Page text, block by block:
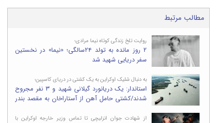
مطالب مرتبط
روایت تلخ زندگی کوتاه نیما مرادی؛
۲ روز مانده به تولد ۲۴سالگی؛ «نیما» در نخستین
سفر دریایی شهید شد
به دنبال شلیک اوکراین به یک کشتی در دریای کاسپین؛
استاندار: یک دریانورد گیلانی شهید و ۳ نفر مجروح
شدند/کشتی حامل آهن از آستاراخان به مقصد بندر
از شهادت جوان انزلیچی تا تماس وزیر خارجه اوکراین با